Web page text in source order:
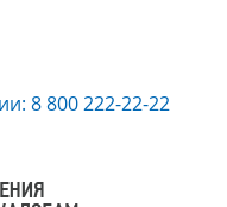
8 800 222-22-22